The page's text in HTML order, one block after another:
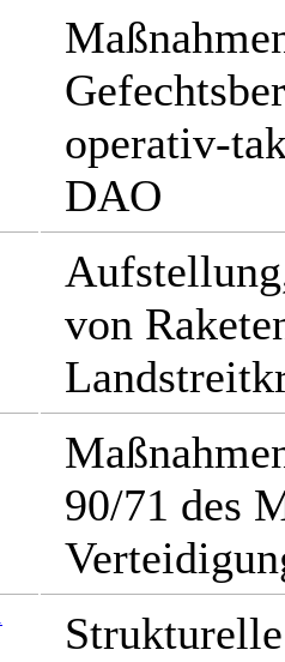
operativ-
DAO
von
90/71 des